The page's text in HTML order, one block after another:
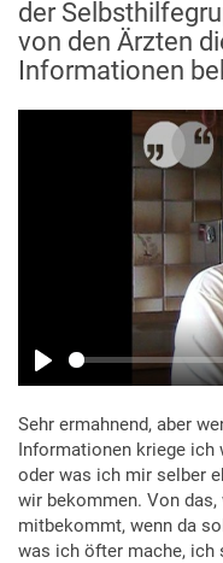
der
von den Ärzten
Informationen
Sehr ermahnend, aber
Informationen kriege ich
oder was ich mir selber
wir bekommen. Von
mitbekommt, wenn da
was ich öfter mache, ich